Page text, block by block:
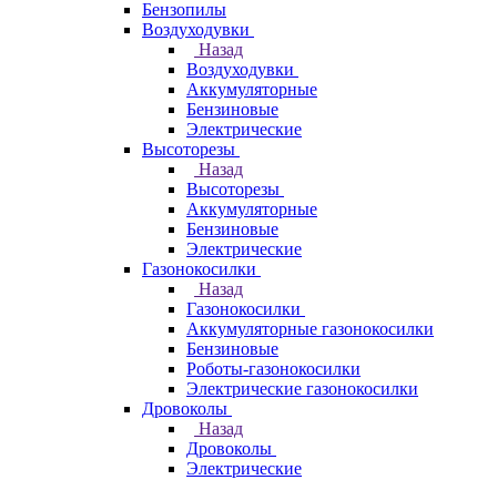
Бензопилы
Воздуходувки
Назад
Воздуходувки
Аккумуляторные
Бензиновые
Электрические
Высоторезы
Назад
Высоторезы
Аккумуляторные
Бензиновые
Электрические
Газонокосилки
Назад
Газонокосилки
Аккумуляторные газонокосилки
Бензиновые
Роботы-газонокосилки
Электрические газонокосилки
Дровоколы
Назад
Дровоколы
Электрические